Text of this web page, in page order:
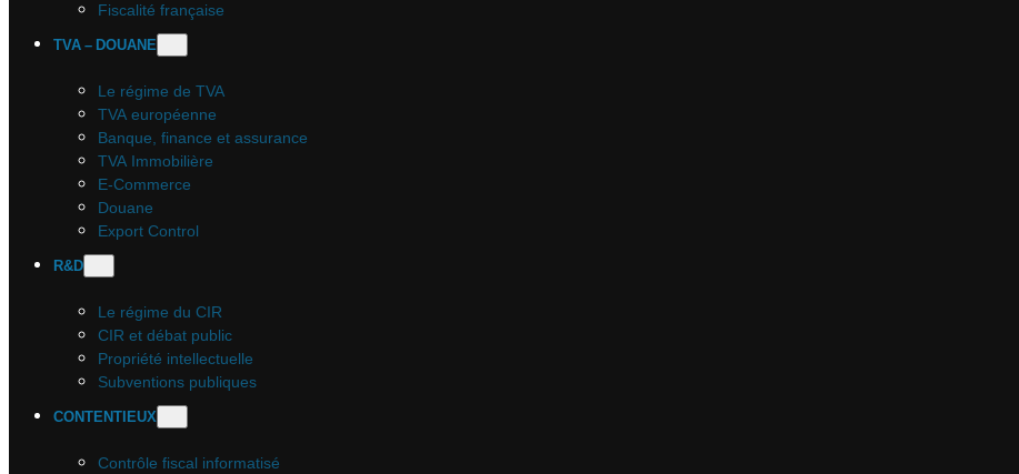
Fiscalité française
TVA – DOUANE
Le régime de TVA
TVA européenne
Banque, finance et assurance
TVA Immobilière
E-Commerce
Douane
Export Control
R&D
Le régime du CIR
CIR et débat public
Propriété intellectuelle
Subventions publiques
CONTENTIEUX
Contrôle fiscal informatisé